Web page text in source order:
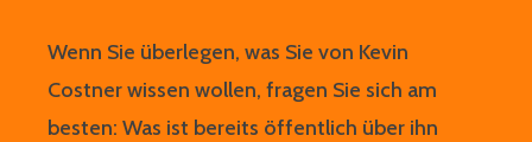
Wenn Sie überlegen, was Sie von Kevin
Costner wissen wollen, fragen Sie sich am
besten: Was ist bereits öffentlich über ihn